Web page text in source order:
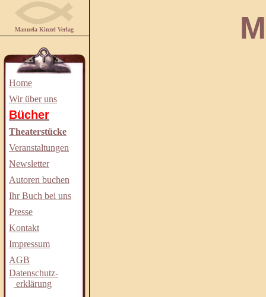
Manuela Kinzel Verlag
Home
Wir über uns
Bücher
Theaterstücke
Veranstaltungen
Newsletter
Autoren buchen
Ihr Buch bei uns
Presse
Kontakt
Impressum
AGB
Datenschutz-
erklärung